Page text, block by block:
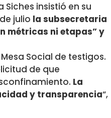
insistió en su
julio la subsecretaria
métricas ni etapas” y
Social de testigos.
de que
La
y transparencia“,